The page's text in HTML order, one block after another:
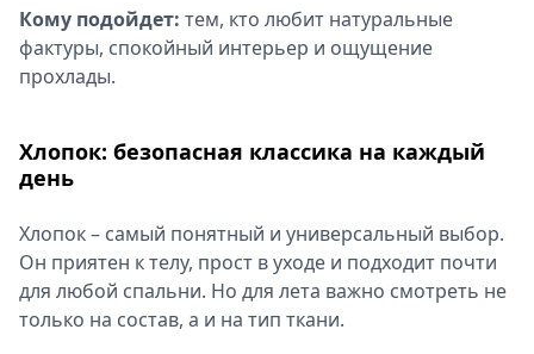
Кому подойдет: тем, кто любит натуральные
фактуры, спокойный интерьер и ощущение
прохлады.
Хлопок: безопасная классика на каждый
день
Хлопок – самый понятный и универсальный выбор.
Он приятен к телу, прост в уходе и подходит почти
для любой спальни. Но для лета важно смотреть не
только на состав, а и на тип ткани.